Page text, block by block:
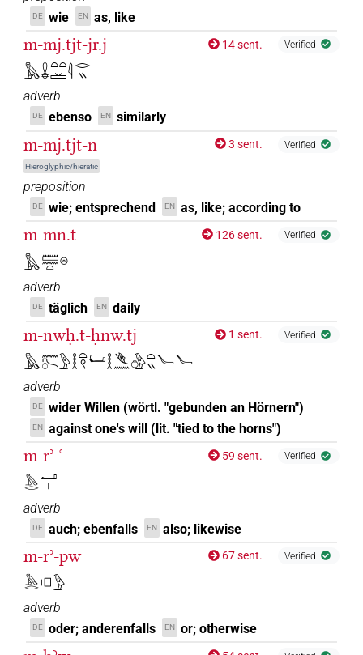
DE wie EN as, like
m-mj.tjt-jr.j
𓅓𓏇𓏏𓏏𓏛𓇋𓂋𓏭
14 sent. Verified
adverb
DE ebenso EN similarly
m-mj.tjt-n
Hieroglyphic/hieratic
3 sent. Verified
preposition
DE wie; entsprechend EN as, like; according to
m-mn.t
𓅓𓏠𓈖𓏏𓇳
126 sent. Verified
adverb
DE täglich EN daily
m-nwḥ.t-ḥnw.tj
𓅓𓈖𓍇𓏌𓅱𓎛𓏏𓍢𓂡𓎛𓆰𓈖𓏌𓅱𓏏𓏭𓄏𓄏
1 sent. Verified
adverb
DE wider Willen (wörtl. "gebunden an Hörnern")
EN against one's will (lit. "tied to the horns")
m-rʾ-ꜥ
𓅓𓂋𓂝𓏤
59 sent. Verified
adverb
DE auch; ebenfalls EN also; likewise
m-rʾ-pw
𓅓𓂋𓏤𓊪𓅱
67 sent. Verified
adverb
DE oder; anderenfalls EN or; otherwise